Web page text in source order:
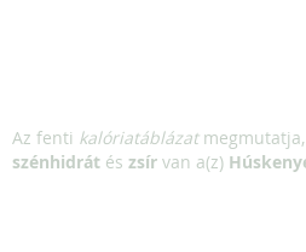
Az fenti kalóriatáblázat
szénhidrát és zsír van a(z)